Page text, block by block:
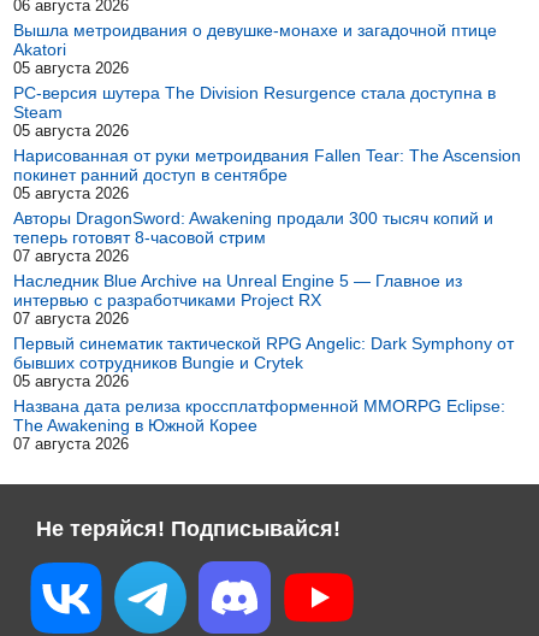
06 августа 2026
Вышла метроидвания о девушке-монахе и загадочной птице
Akatori
05 августа 2026
PC-версия шутера The Division Resurgence стала доступна в
Steam
05 августа 2026
Нарисованная от руки метроидвания Fallen Tear: The Ascension
покинет ранний доступ в сентябре
05 августа 2026
Авторы DragonSword: Awakening продали 300 тысяч копий и
теперь готовят 8-часовой стрим
07 августа 2026
Наследник Blue Archive на Unreal Engine 5 — Главное из
интервью с разработчиками Project RX
07 августа 2026
Первый синематик тактической RPG Angelic: Dark Symphony от
бывших сотрудников Bungie и Crytek
05 августа 2026
Названа дата релиза кроссплатформенной MMORPG Eclipse:
The Awakening в Южной Корее
07 августа 2026
Не теряйся! Подписывайся!